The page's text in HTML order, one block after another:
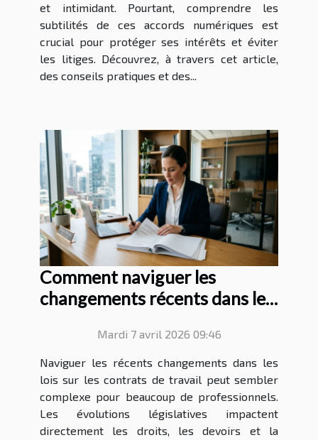
et intimidant. Pourtant, comprendre les
subtilités de ces accords numériques est
crucial pour protéger ses intérêts et éviter
les litiges. Découvrez, à travers cet article,
des conseils pratiques et des...
Comment naviguer les
changements récents dans les
Mardi 7 avril 2026 09:46
Naviguer les récents changements dans les
lois sur les contrats de travail peut sembler
complexe pour beaucoup de professionnels.
Les évolutions législatives impactent
directement les droits, les devoirs et la